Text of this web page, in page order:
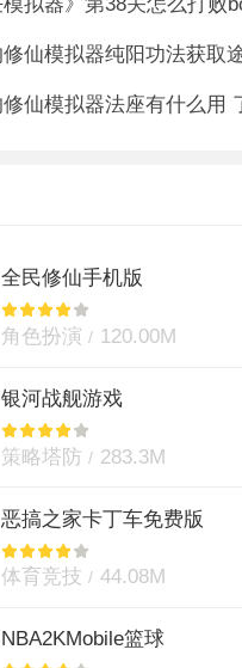
全民修仙手机版
角色扮演 120.00M
银河战舰游戏
策略塔防 283.3M
恶搞之家卡丁车免费版
体育竞技 44.08M
NBA2KMobile篮球